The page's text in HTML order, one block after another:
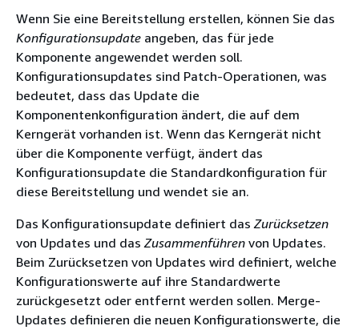
Wenn Sie eine Bereitstellung erstellen, können Sie das
Konfigurationsupdate angeben, das für jede
Komponente angewendet werden soll.
Konfigurationsupdates sind Patch-Operationen, was
bedeutet, dass das Update die
Komponentenkonfiguration ändert, die auf dem
Kerngerät vorhanden ist. Wenn das Kerngerät nicht
über die Komponente verfügt, ändert das
Konfigurationsupdate die Standardkonfiguration für
diese Bereitstellung und wendet sie an.
Das Konfigurationsupdate definiert dasZurücksetzen
von Updates und dasZusammenführen von Updates.
Beim Zurücksetzen von Updates wird definiert, welche
Konfigurationswerte auf ihre Standardwerte
zurückgesetzt oder entfernt werden sollen. Merge-
Updates definieren die neuen Konfigurationswerte, die